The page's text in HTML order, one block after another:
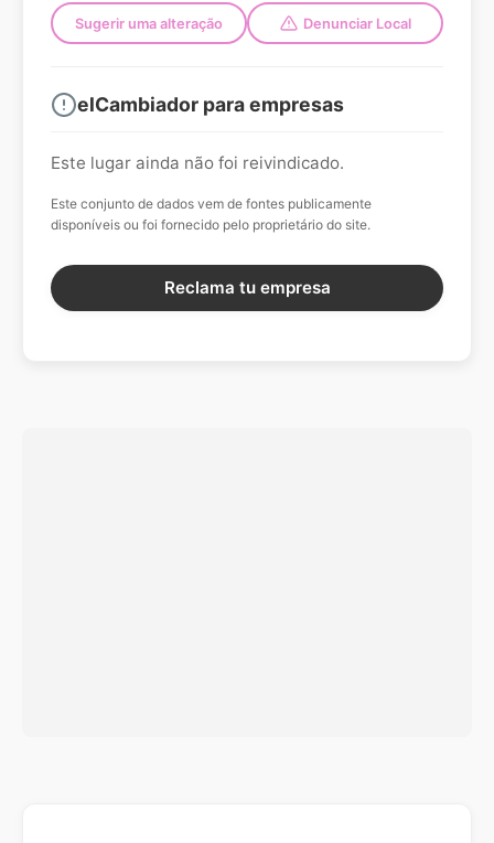
Sugerir uma alteração Denunciar Local
elCambiador para empresas
Este lugar ainda não foi reivindicado.
Este conjunto de dados vem de fontes publicamente
disponíveis ou foi fornecido pelo proprietário do site.
Reclama tu empresa